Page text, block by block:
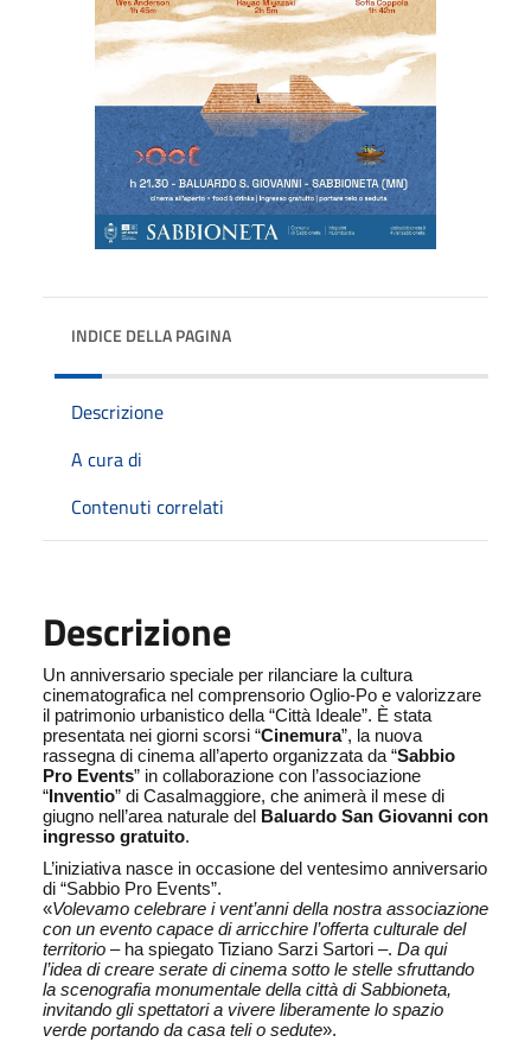
INDICE DELLA PAGINA
Descrizione
A cura di
Contenuti correlati
Descrizione
Un anniversario speciale per rilanciare la cultura
cinematografica nel comprensorio Oglio-Po e valorizzare
il patrimonio urbanistico della “Città Ideale”. È stata
presentata nei giorni scorsi “Cinemura”, la nuova
rassegna di cinema all’aperto organizzata da “Sabbio
Pro Events” in collaborazione con l’associazione
“ Inventio” di Casalmaggiore, che animerà il mese di
giugno nell’area naturale del
Baluardo San Giovanni con
ingresso gratuito.
L’iniziativa nasce in occasione del ventesimo anniversario
di “Sabbio Pro Events”.
«Volevamo celebrare i vent’anni della nostra associazione
con un evento capace di arricchire l’offerta culturale del
territorio – ha spiegato Tiziano Sarzi Sartori –. Da qui
l’idea di creare serate di cinema sotto le stelle sfruttando
la scenografia monumentale della città di Sabbioneta,
invitando gli spettatori a vivere liberamente lo spazio
verde portando da casa teli o sedute».